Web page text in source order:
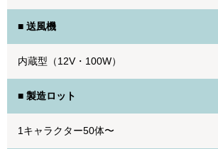
■ 送風機
内蔵型（12V・100W）
■ 製造ロット
1キャラクター50体〜